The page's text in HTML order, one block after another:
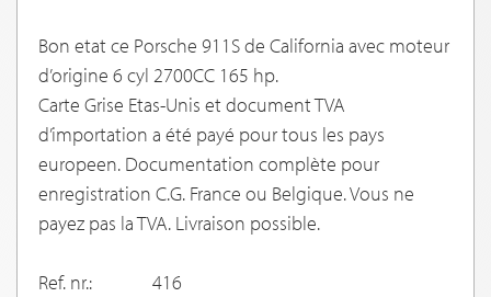
Bon etat ce Porsche 911S de California avec moteur
d’origine 6 cyl 2700CC 165 hp.
Carte Grise Etas-Unis et document TVA
d’importation a été payé pour tous les pays
europeen. Documentation complète pour
enregistration C.G. France ou Belgique. Vous ne
payez pas la TVA. Livraison possible.
Ref. nr.:
416